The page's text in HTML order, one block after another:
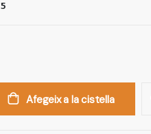
Afegeix a la cistella